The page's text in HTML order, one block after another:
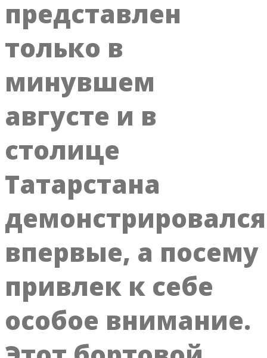
представлен
только в
минувшем
августе и в
столице
Татарстана
демонстрировался
впервые, а посему
привлек к себе
особое внимание.